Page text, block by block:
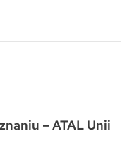
– ATAL Unii